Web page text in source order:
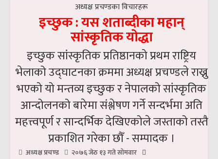
अध्यक्ष प्रचण्डका विचारहरू
इच्छुक : यस शताब्दीका महान्
सांस्कृतिक योद्धा
इच्छुक सांस्कृतिक प्रतिष्ठानको प्रथम राष्ट्रिय
भेलाको उद्घाटनका क्रममा अध्यक्ष प्रचण्डले राख्नु
भएको यो मन्तव्य इच्छुक र नेपालको सांस्कृतिक
आन्दोलनको बारेमा संश्लेषण गर्ने सन्दर्भमा अति
महत्त्वपूर्ण र सान्दर्भिक देखिएकोले जस्ताको तस्तै
प्रकाशित गरेका छौँ - सम्पादक ।
अध्यक्ष प्रचण्ड २०७६ जेठ १३ गते सोमवार